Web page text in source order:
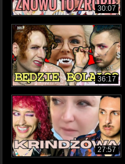
30:07
36:17
27:57